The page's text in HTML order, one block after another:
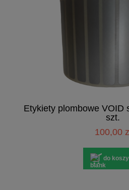
Etykiety plombowe VOID
szt.
100,00
do